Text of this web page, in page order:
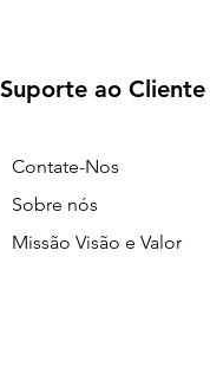
Suporte ao Cliente
Contate-Nos
Sobre nós
Missão Visão e Valor